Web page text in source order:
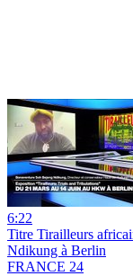
6:22
Titre Tirailleurs
Ndikung à Berlin
FRANCE 24